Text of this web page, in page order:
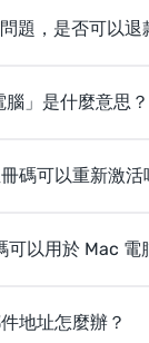
題，是否可以退
」是什麼意思？
碼可以重新激活
以用於 Mac 電
地址怎麼辦？